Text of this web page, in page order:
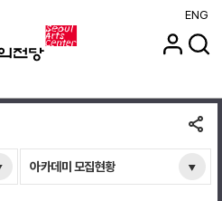
ENG
아카데미 모집현황